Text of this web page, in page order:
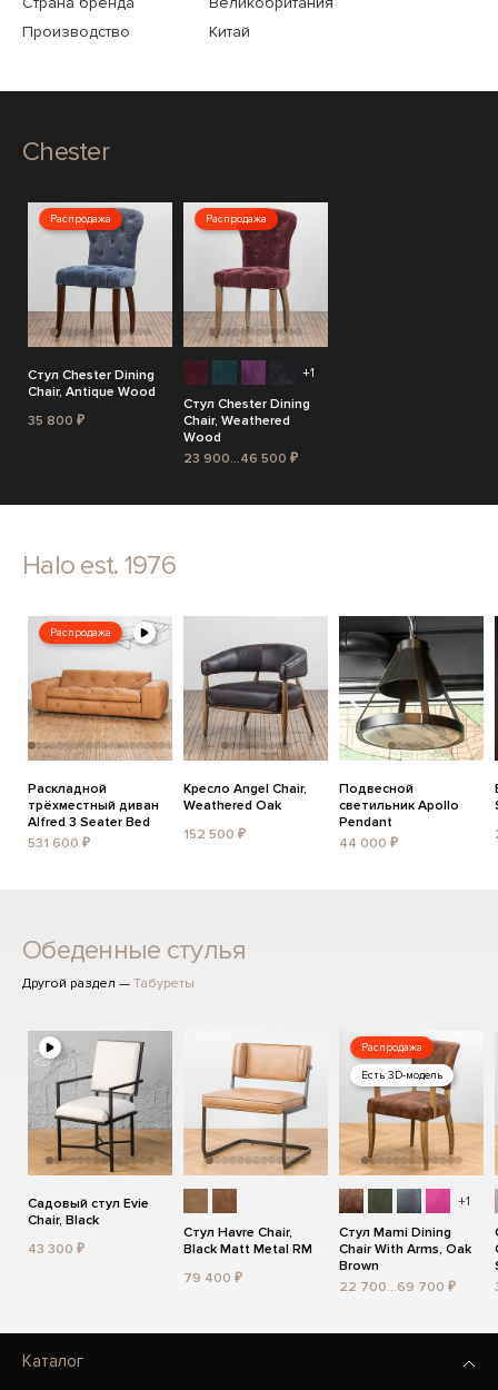
Производство
Китай
Chester
Распродажа
Стул Chester Dining
Chair, Antique Wood
35 800 ₽
Распродажа
+1
Стул Chester Dining
Chair, Weathered
Wood
23 900...46 500 ₽
Halo est. 1976
Распродажа
Раскладной
трёхместный диван
Alfred 3 Seater Bed
531 600 ₽
Кресло Angel Chair,
Weathered Oak
152 500 ₽
Подвесной
светильник Apollo
Pendant
44 000 ₽
Обеденные стулья
Другой раздел — Табуреты
Садовый стул Evie
Chair, Black
43 300 ₽
Стул Havre Chair,
Black Matt Metal RM
79 400 ₽
Распродажа
Есть 3D-модель
+1
Стул Mami Dining
Chair With Arms, Oak
Brown
22 700...69 700 ₽
Каталог